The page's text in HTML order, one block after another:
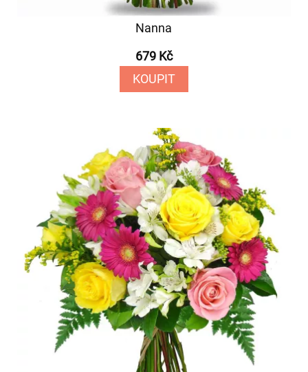
Nanna
679 Kč
KOUPIT